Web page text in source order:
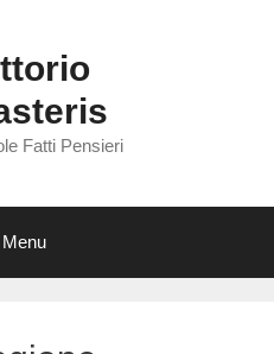
Fatti Pensieri
Menu